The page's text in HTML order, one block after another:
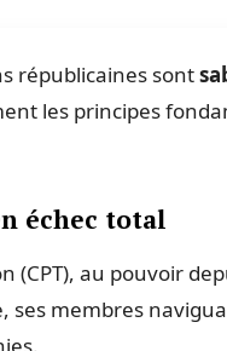
républicaines sont
les principes
échec total
(CPT), au pouvoir
ses membres